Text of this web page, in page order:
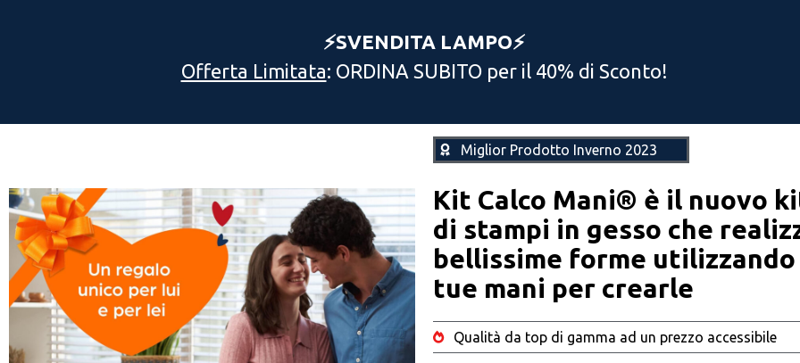
⚡️SVENDITA LAMPO⚡️
Offerta Limitata: ORDINA SUBITO per il 40% di Sconto!
Miglior Prodotto Inverno 2023
Kit Calco Mani® è il nuovo
di stampi in gesso che
bellissime forme
tue mani per crearle
Qualità da top di gamma ad un prezzo accessibile